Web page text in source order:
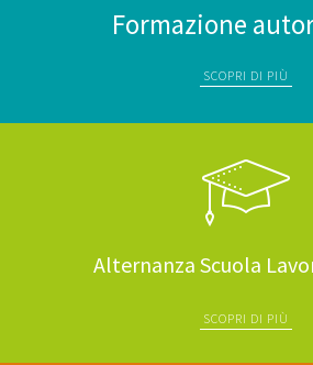
Formazione
SCOPRI DI PIÙ
Alternanza Scuola
SCOPRI DI PIÙ